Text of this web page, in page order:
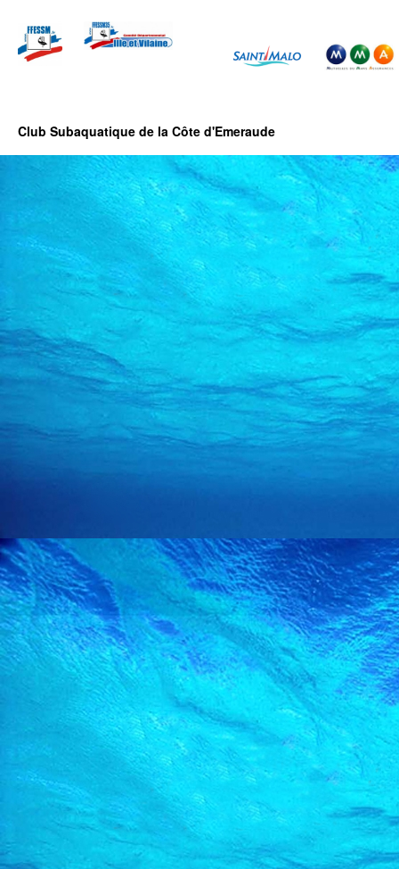
Club Subaquatique de la Côte d'Emeraude